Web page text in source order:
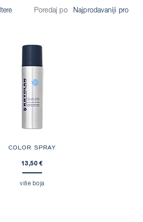
Poredaj po
COLOR SPRAY
13,50 €
više boja